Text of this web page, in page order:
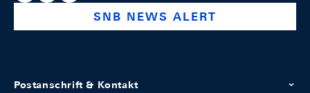
SNB NEWS ALERT
Postanschrift & Kontakt